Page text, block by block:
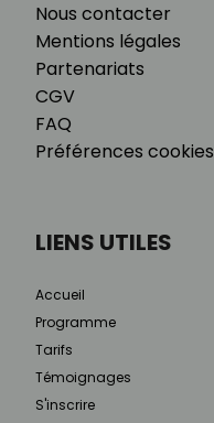
Nous contacter
Mentions légales
Partenariats
CGV
FAQ
Préférences cookies
LIENS UTILES
Accueil
Programme
Tarifs
Témoignages
S'inscrire